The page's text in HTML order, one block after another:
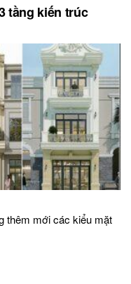
tầng kiến trúc
thêm mới các kiểu mặt